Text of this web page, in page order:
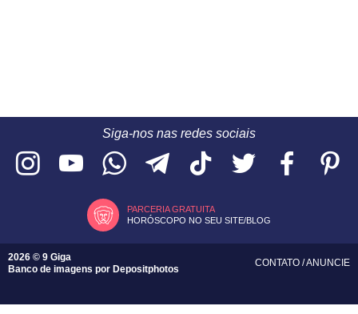
Siga-nos nas redes sociais
PARCERIA GRATUITA
HORÓSCOPO NO SEU SITE/BLOG
2026 © 9 Giga
Banco de imagens por Depositphotos
CONTATO /ANUNCIE